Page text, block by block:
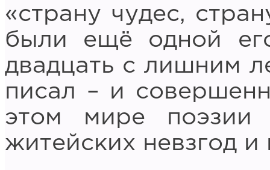
«страну чудес,
были ещё одной
двадцать с лишним
писал – и
этом мире
житейских невзгод и